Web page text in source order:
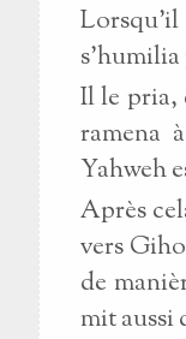
s'humilia
Il le pria,
ramena
Yahweh
Après
vers
de
mit aussi